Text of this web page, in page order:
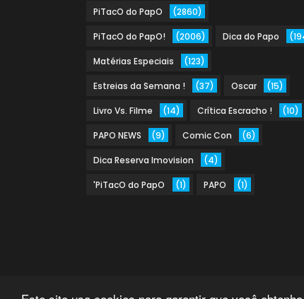
PiTacO do PapO (2860)
PiTacO do PapO! (2006) Dica do Papo
Matérias Especiais (123)
Estreias da Semana ! (37) Oscar (15)
Livro Vs. Filme (14) Crítica Escracho ! (10)
PAPO NEWS (9) Comic Con (6)
Dica Reserva Imovision (4)
'PiTacO do PapO (1) PAPO (1)